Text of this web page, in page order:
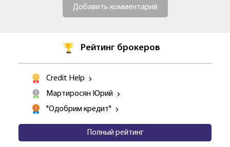
Добавить комментарий
Рейтинг брокеров
Credit Help
Мартиросян Юрий
"Одобрим кредит"
Полный рейтинг